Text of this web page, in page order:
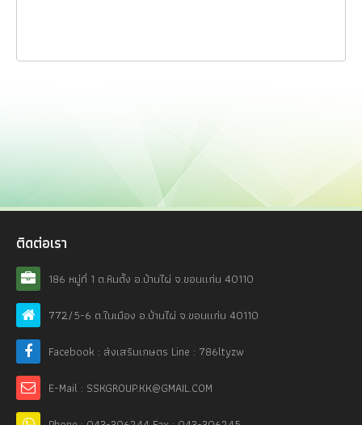
ติดต่อเรา
186 หมู่ที่ 1 ต.หินตั้ง อ.บ้านไผ่ จ.ขอนแก่น 40110
772/5-6 ต.ในเมือง อ.บ้านไผ่ จ.ขอนแก่น 40110
Facebook : ส่งเสริมเกษตร Line : 786ltyzw
E-Mail : SSKGROUP.KK@GMAIL.COM